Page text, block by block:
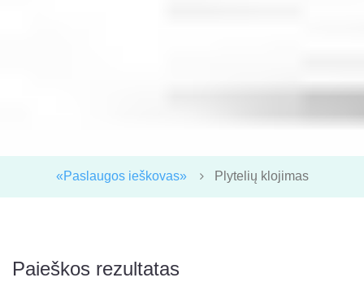
«Paslaugos ieškovas» Plytelių klojimas
Paieškos rezultatas